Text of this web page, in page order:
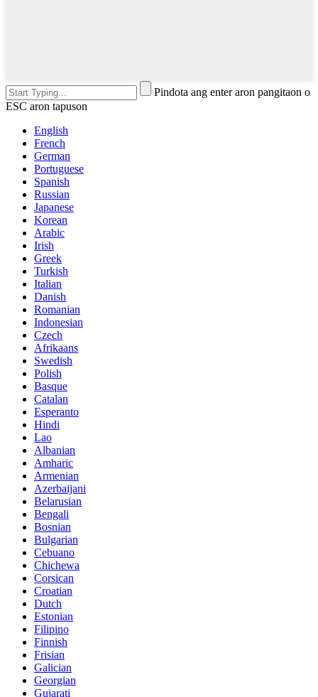
Pindota ang enter aron pangitaon o
ESC aron tapuson
English
French
German
Portuguese
Spanish
Russian
Japanese
Korean
Arabic
Irish
Greek
Turkish
Italian
Danish
Romanian
Indonesian
Czech
Afrikaans
Swedish
Polish
Basque
Catalan
Esperanto
Hindi
Lao
Albanian
Amharic
Armenian
Azerbaijani
Belarusian
Bengali
Bosnian
Bulgarian
Cebuano
Chichewa
Corsican
Croatian
Dutch
Estonian
Filipino
Finnish
Frisian
Galician
Georgian
Gujarati